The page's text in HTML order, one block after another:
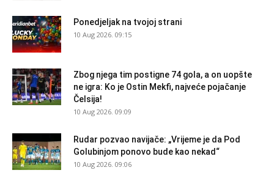
Ponedjeljak na tvojoj strani
10 Aug 2026. 09:15
Zbog njega tim postigne 74 gola, a on uopšte
ne igra: Ko je Ostin Mekfi, najveće pojačanje
Čelsija!
10 Aug 2026. 09:09
Rudar pozvao navijače: „Vrijeme je da Pod
Golubinjom ponovo bude kao nekad“
10 Aug 2026. 09:06